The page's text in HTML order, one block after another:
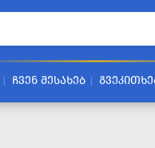
ᲩᲕᲔᲜ ᲨᲔᲡᲐᲮᲔᲑ